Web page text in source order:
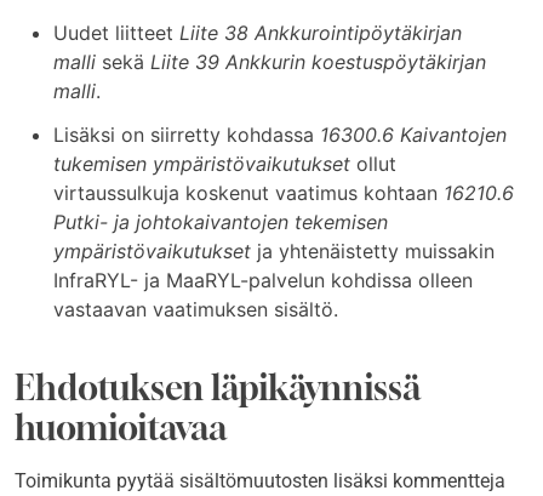
Uudet liitteet Liite 38 Ankkurointipöytäkirjan
malli sekä Liite 39 Ankkurin koestuspöytäkirjan
malli.
Lisäksi on siirretty kohdassa 16300.6 Kaivantojen
tukemisen ympäristövaikutukset ollut
virtaussulkuja koskenut vaatimus kohtaan 16210.6
Putki- ja johtokaivantojen tekemisen
ympäristövaikutukset ja yhtenäistetty muissakin
InfraRYL- ja MaaRYL-palvelun kohdissa olleen
vastaavan vaatimuksen sisältö.
Ehdotuksen läpikäynnissä
huomioitavaa
Toimikunta pyytää sisältömuutosten lisäksi kommentteja